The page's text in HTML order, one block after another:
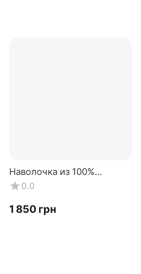
Наволочка из 100%
натурального шелка.
Черная 22 mmi.
Двусторонняя
0.0
‍1 850‍ грн